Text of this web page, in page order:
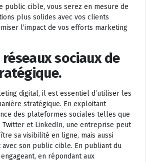
public cible, vous serez en mesure de
plus solides avec vos clients
l’impact de vos efforts marketing
sociaux de
digital, il est essentiel d’utiliser les
stratégique. En exploitant
des plateformes sociales telles que
Twitter et LinkedIn, une entreprise peut
sa visibilité en ligne, mais aussi
son public cible. En publiant du
en répondant aux